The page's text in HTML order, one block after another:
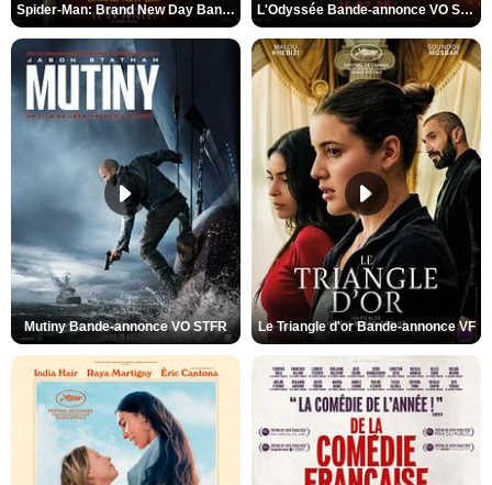
Spider-Man: Brand New Day Bande-annonce VO STFR L'Odyssée Bande-annonce VO STFR
Mutiny Bande-annonce VO STFR Le Triangle d'or Bande-annonce VF